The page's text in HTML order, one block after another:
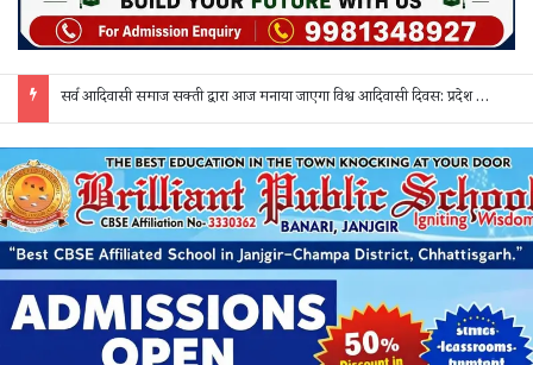
सरगुजा में शादी के नाम पर धोखाधड़ी का आरोप: 3 दिन बाद दुल्हन अचानक गायब, वापस बुलाने पर मांगे 50 हजार; पीड़िता ने एसपी से लगाई गुहार